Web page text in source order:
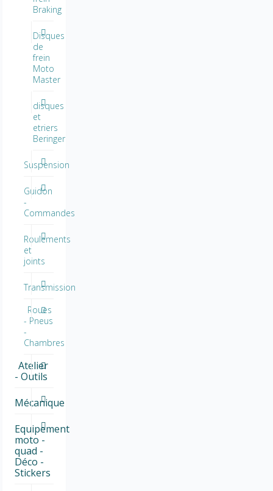
Braking
Disques
de
frein
Moto
Master
disques
et
etriers
Beringer
Suspension
Guidon
-
Commandes
Roulements
et
joints
Transmission
Roues
- Pneus
-
Chambres
Atelier
- Outils
Mécanique
Equipement
moto -
quad -
Déco -
Stickers